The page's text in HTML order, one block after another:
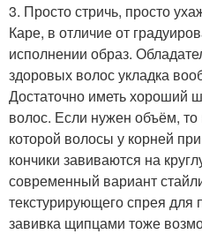
3. Просто стричь, просто
Каре, в отличие от
исполнении образ.
здоровых волос укладка
Достаточно иметь хороший
волос. Если нужен объём, то
которой волосы у корней
кончики завиваются на
современный вариант
текстурирующего спрея
завивка щипцами тоже